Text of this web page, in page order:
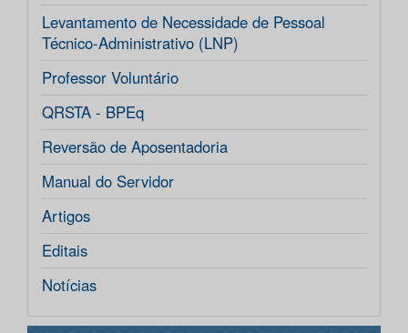
Levantamento de Necessidade de Pessoal
Técnico-Administrativo (LNP)
Professor Voluntário
QRSTA - BPEq
Reversão de Aposentadoria
Manual do Servidor
Artigos
Editais
Notícias